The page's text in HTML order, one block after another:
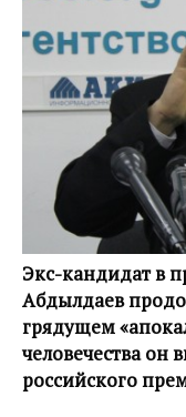
Экс-кандидат в
Абдылдаев
грядущем
человечества он
российского